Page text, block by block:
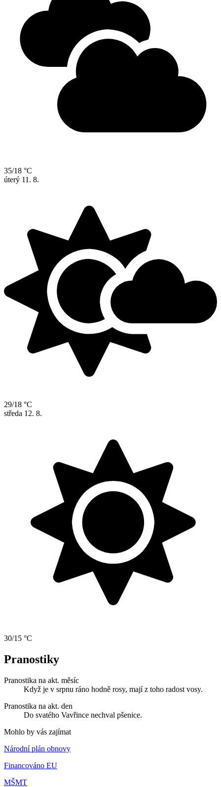
35/18 °C
úterý 11. 8.
29/18 °C
středa 12. 8.
30/15 °C
Pranostiky
Pranostika na akt. měsíc
Když je v srpnu ráno hodně rosy, mají z toho radost vosy.
Pranostika na akt. den
Do svatého Vavřince nechval pšenice.
Mohlo by vás zajímat
Národní plán obnovy
Financováno EU
MŠMT